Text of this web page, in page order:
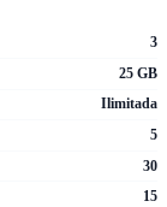
3
25 GB
Ilimitada
5
30
15